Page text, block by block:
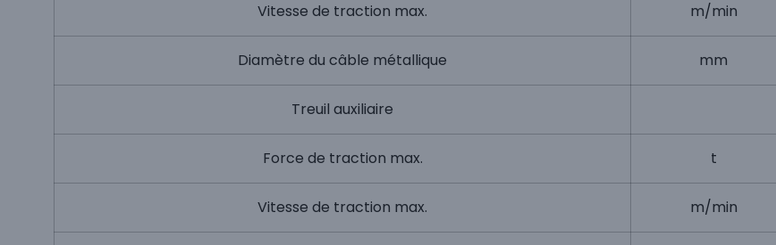
Vitesse de traction max. m/min
Diamètre du câble métallique mm
Treuil auxiliaire
Force de traction max. t
Vitesse de traction max. m/min